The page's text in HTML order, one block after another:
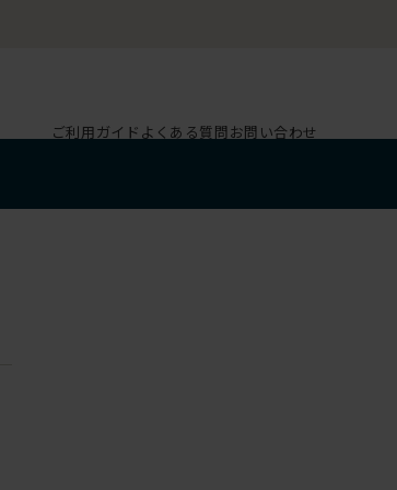
ご利用ガイド よくある質問お問い合わせ